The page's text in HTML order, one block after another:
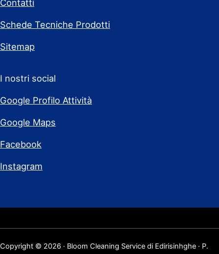
Contatti
Schede Tecniche Prodotti
Sitemap
I nostri social
Google Profilo Attività
Google Maps
Facebook
Instagram
Copyright © 2026 · Bloom Cleaning Service di Edirisinhghe · P.